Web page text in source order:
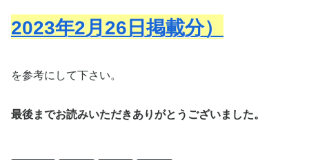
2023年2月26日掲載分）
を参考にして下さい。
最後までお読みいただきありがとうございました。